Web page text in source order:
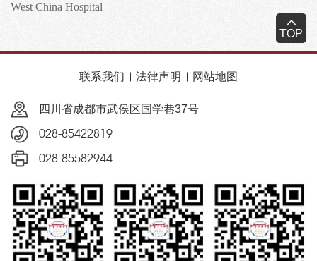
TOP
West China Hospital
联系我们 法律声明 网站地图
四川省成都市武侯区国学巷37号
028-85422819
028-85582944